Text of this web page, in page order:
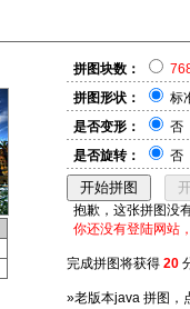
拼图块数：
拼图形状：
标
是否变形：
否
是否旋转：
否
抱歉，这张拼图没
你还没有登陆网站
完成拼图将获得 20
»老版本java 拼图，